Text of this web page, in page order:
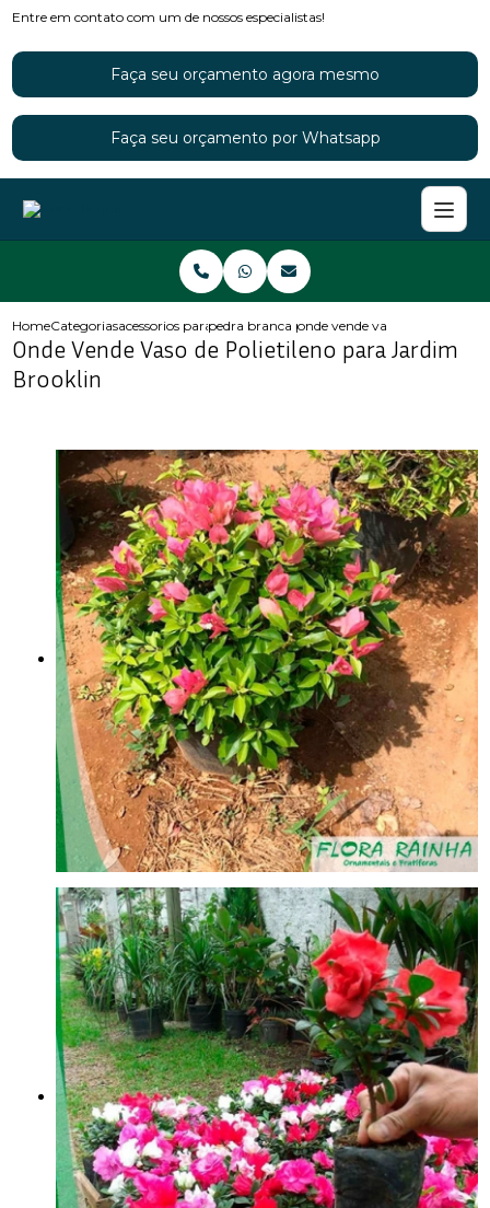
Entre em contato com um de nossos especialistas!
Faça seu orçamento agora mesmo
Faça seu orçamento por Whatsapp
HomeCategoriasacessorios para jardinspedra branca para jardim
onde vende vaso de
Onde Vende Vaso de Polietileno para Jardim
Brooklin